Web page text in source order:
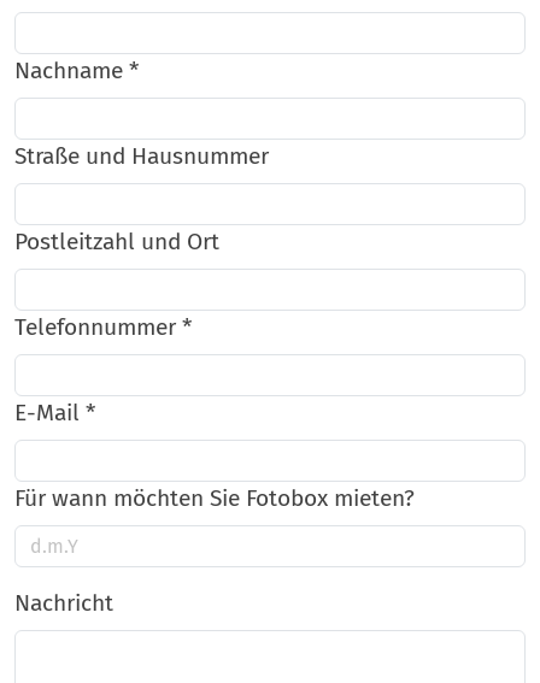
Nachname *
Straße und Hausnummer
Postleitzahl und Ort
Telefonnummer *
E-Mail *
Für wann möchten Sie Fotobox mieten?
Nachricht